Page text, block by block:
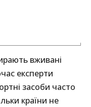
вживані
експерти
засоби часто
країни не